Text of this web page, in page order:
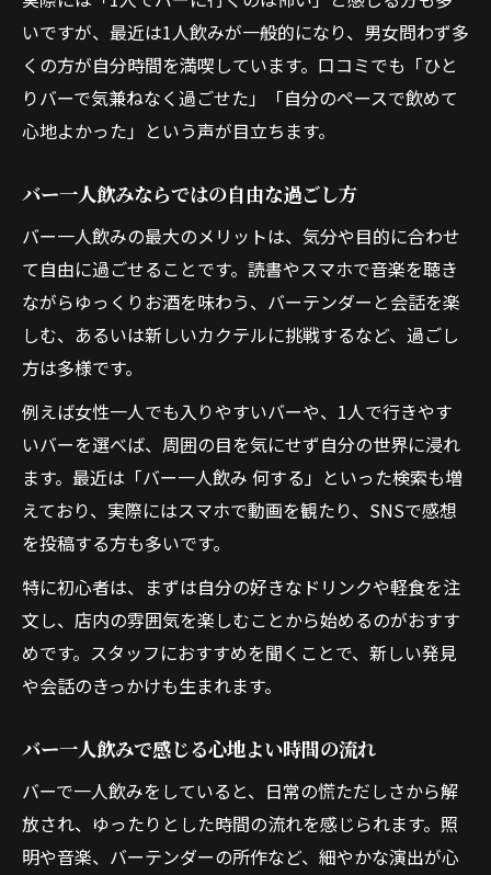
いですが、最近は1人飲みが一般的になり、男女問わず多
くの方が自分時間を満喫しています。口コミでも「ひと
りバーで気兼ねなく過ごせた」「自分のペースで飲めて
心地よかった」という声が目立ちます。
バー一人飲みならではの自由な過ごし方
バー一人飲みの最大のメリットは、気分や目的に合わせ
て自由に過ごせることです。読書やスマホで音楽を聴き
ながらゆっくりお酒を味わう、バーテンダーと会話を楽
しむ、あるいは新しいカクテルに挑戦するなど、過ごし
方は多様です。
例えば女性一人でも入りやすいバーや、1人で行きやす
いバーを選べば、周囲の目を気にせず自分の世界に浸れ
ます。最近は「バー一人飲み 何する」といった検索も増
えており、実際にはスマホで動画を観たり、SNSで感想
を投稿する方も多いです。
特に初心者は、まずは自分の好きなドリンクや軽食を注
文し、店内の雰囲気を楽しむことから始めるのがおすす
めです。スタッフにおすすめを聞くことで、新しい発見
や会話のきっかけも生まれます。
バー一人飲みで感じる心地よい時間の流れ
バーで一人飲みをしていると、日常の慌ただしさから解
放され、ゆったりとした時間の流れを感じられます。照
明や音楽、バーテンダーの所作など、細やかな演出が心